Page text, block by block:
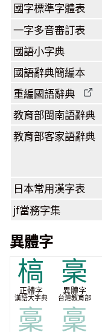
國字標準字體表
一字多音審訂表
國語小字典
國語辭典簡編本
重編國語辭典
教育部閩南語辭典
教育部客家語辭典
日本常用漢字表
jf當務字集
異體字
槁
正體字
漢語大字典
稁
異體字
台灣教育部
稾 稾